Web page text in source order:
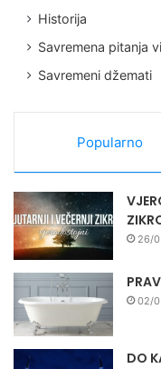
Historija
Savremena pitanja
Savremeni džemati
Popularno
26/
02/
DO